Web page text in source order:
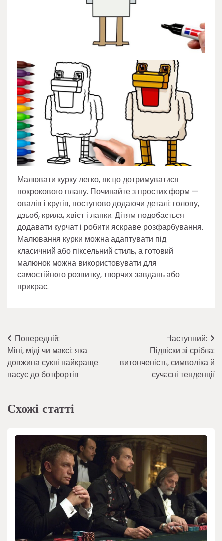
Малювати курку легко, якщо дотримуватися
покрокового плану. Починайте з простих форм —
овалів і кругів, поступово додаючи деталі: голову,
дзьоб, крила, хвіст і лапки. Дітям подобається
додавати курчат і робити яскраве розфарбування.
Малювання курки можна адаптувати під
класичний або піксельний стиль, а готовий
малюнок можна використовувати для
самостійного розвитку, творчих завдань або
прикрас.
Навігація
записів
Попередній:
Міні, міді чи максі: яка
довжина сукні найкраще
пасує до ботфортів
Наступний:
Підвіски зі срібла:
витонченість, символіка й
сучасні тенденції
Схожі статті